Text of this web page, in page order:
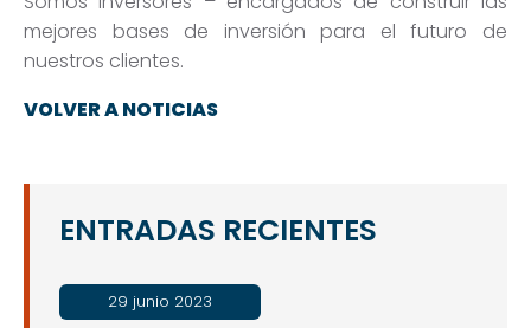
mejores bases de inversión para el futuro de
nuestros clientes.
VOLVER A NOTICIAS
ENTRADAS RECIENTES
29 junio 2023